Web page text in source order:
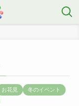
お花見
冬のイベント